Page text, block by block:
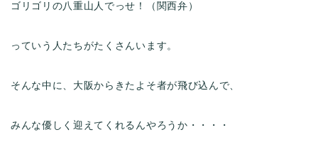
ゴリゴリの八重山人でっせ！（関西弁）
っていう人たちがたくさんいます。
そんな中に、大阪からきたよそ者が飛び込んで、
みんな優しく迎えてくれるんやろうか・・・・